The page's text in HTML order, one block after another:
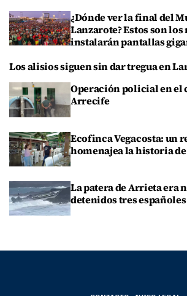
¿Dónde ver la final del
Lanzarote? Estos son
instalarán pantallas
Los alisios siguen sin dar tregua en
Operación policial en el
Arrecife
Ecofinca Vegacosta: un
homenajea la historia
La patera de Arrieta era
detenidos tres